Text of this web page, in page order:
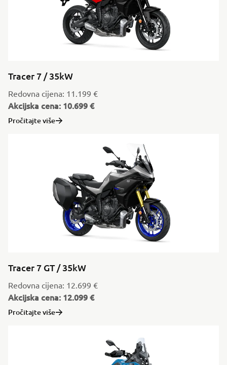
Tracer 7 / 35kW
Redovna cijena: 11.199 €
Akcijska cena: 10.699 €
Pročitajte više
Tracer 7 GT / 35kW
Redovna cijena: 12.699 €
Akcijska cena: 12.099 €
Pročitajte više